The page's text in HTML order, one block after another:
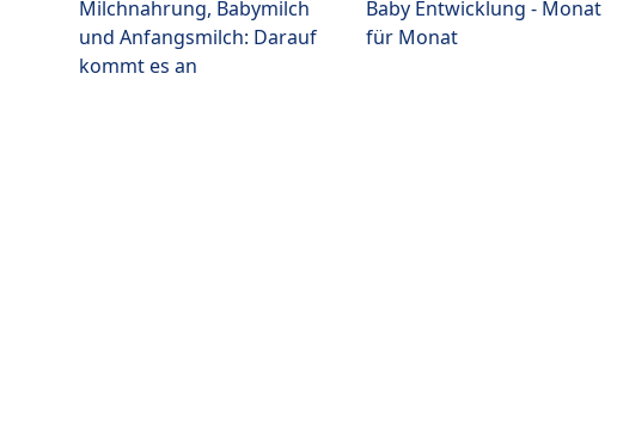
Milchnahrung, Babymilch
und Anfangsmilch: Darauf
kommt es an
Baby Entwicklung - Monat
für Monat